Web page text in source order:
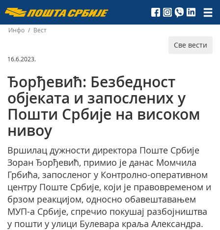
Пошта
Србије
д.о.о.
Инфо / Вест
Све вести
16.6.2023.
Ђорђевић: Безбедност
објеката и запослених у
Пошти Србије на високом
нивоу
Вршилац дужности директора Поште Србије
Зоран Ђорђевић, примио је данас Момчила
Грбића, запосленог у Контролно-оперативном
центру Поште Србије, који је правовременом и
брзом реакцијом, односно обавештавањем
МУП-а Србије, спречио покушај разбојништва
у пошти у улици Булевара краља Александра.